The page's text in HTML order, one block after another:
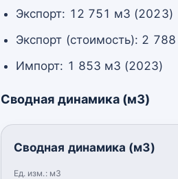
Экспорт: 12 751 м3 (2023)
Экспорт (стоимость): 2
Импорт: 1 853 м3 (2023)
Сводная динамика (м3)
Сводная динамика (м3)
Ед. изм.: м3